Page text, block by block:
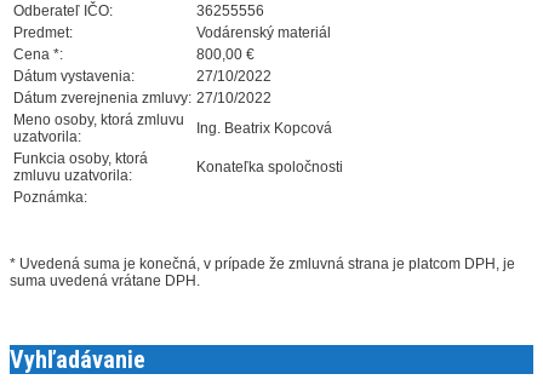
Odberateľ IČO:
36255556
Predmet:
Vodárenský materiál
Cena *:
800,00 €
Dátum vystavenia:
27/10/2022
Dátum zverejnenia zmluvy: 27/10/2022
Meno osoby, ktorá zmluvu
uzatvorila:
Ing. Beatrix Kopcová
Funkcia osoby, ktorá
zmluvu uzatvorila:
Konateľka spoločnosti
Poznámka:
* Uvedená suma je konečná, v prípade že zmluvná strana je platcom DPH, je
suma uvedená vrátane DPH.
Vyhľadávanie